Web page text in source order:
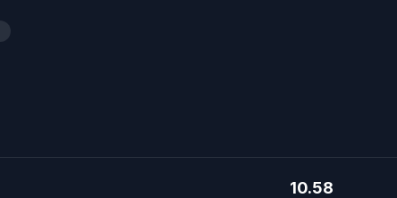
10.58